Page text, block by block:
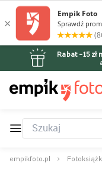
Rabat –15 zł
empikfoto.pl